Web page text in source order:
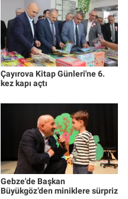
Çayırova Kitap Günleri'ne 6.
kez kapı açtı
Gebze'de Başkan
Büyükgöz’den miniklere sürpriz